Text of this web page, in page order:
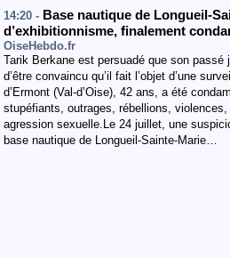
14:20 - Base nautique de Longueil-
d’exhibitionnisme, finalement
OiseHebdo.fr
Tarik Berkane est persuadé que son passé
d’être convaincu qu’il fait l’objet d’une
d’Ermont (Val-d’Oise), 42 ans, a été
stupéfiants, outrages, rébellions,
agression sexuelle.Le 24 juillet, une
base nautique de Longueil-Sainte-Marie…